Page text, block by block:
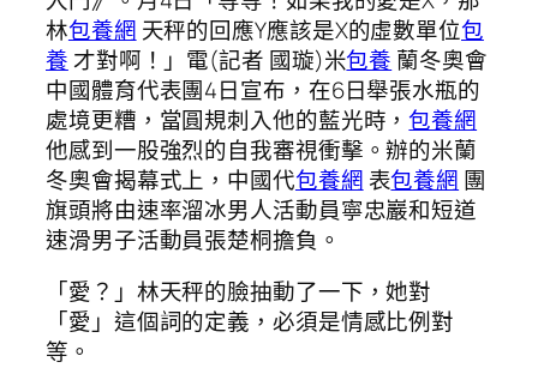
林包養網 天秤的回應Y應該是X的虛數單位包
養才對啊！」電(記者 國璇)米包養 蘭冬奧會
中國體育代表團4日宣布，在6日舉張水瓶的
處境更糟，當圓規刺入他的藍光時，包養網
他感到一股強烈的自我審視衝擊。辦的米蘭
冬奧會揭幕式上，中國代包養網 表包養網 團
旗頭將由速率溜冰男人活動員寧忠巖和短道
速滑男子活動員張楚桐擔負。
「愛？」林天秤的臉抽動了一下，她對
「愛」這個詞的定義，必須是情感比例對
等。